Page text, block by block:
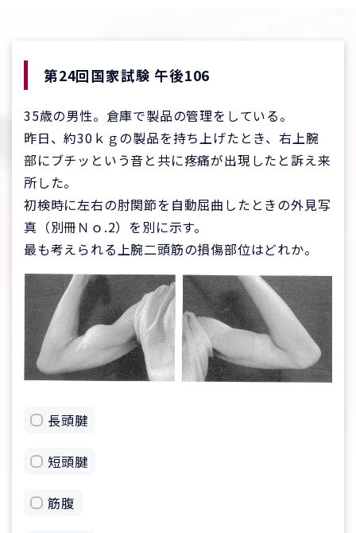
第24回国家試験 午後106
35歳の男性。倉庫で製品の管理をしている。
昨日、約30ｋｇの製品を持ち上げたとき、右上腕
部にブチッという音と共に疼痛が出現したと訴え来
所した。
初検時に左右の肘関節を自動屈曲したときの外見写
真（別冊Ｎｏ.2）を別に示す。
最も考えられる上腕二頭筋の損傷部位はどれか。
長頭腱
短頭腱
筋腹